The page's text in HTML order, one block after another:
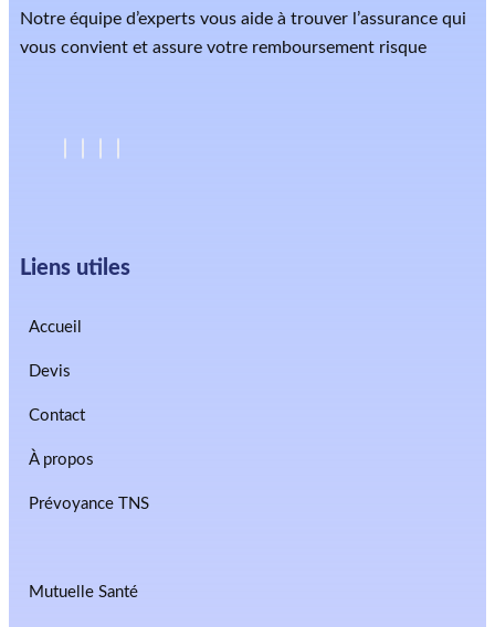
Notre équipe d’experts vous aide à trouver l’assurance qui
vous convient et assure votre remboursement risque
Liens utiles
Accueil
Devis
Contact
À propos
Prévoyance TNS
Mutuelle Santé